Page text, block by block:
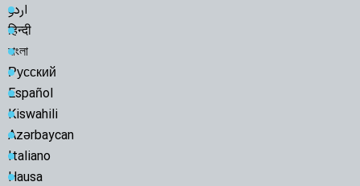
اردو
हिन्दी
বাংলা
Русский
Español
Kiswahili
Azərbaycan
Italiano
Hausa